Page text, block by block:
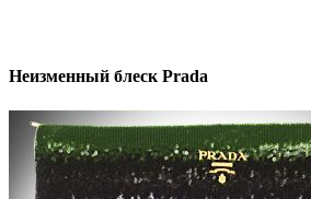
Неизменный блеск Prada